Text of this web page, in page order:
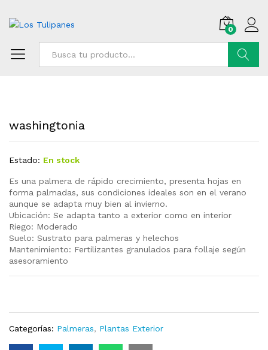
0
washingtonia
Estado: En stock
Es una palmera de rápido crecimiento, presenta hojas en
forma palmadas, sus condiciones ideales son en el verano
aunque se adapta muy bien al invierno.
Ubicación: Se adapta tanto a exterior como en interior
Riego: Moderado
Suelo: Sustrato para palmeras y helechos
Mantenimiento: Fertilizantes granulados para follaje según
asesoramiento
Categorías: Palmeras, Plantas Exterior